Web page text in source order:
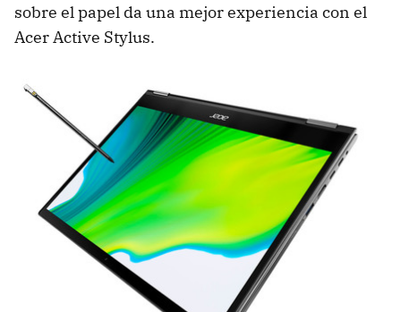
sobre el papel da una mejor experiencia con el
Acer Active Stylus.